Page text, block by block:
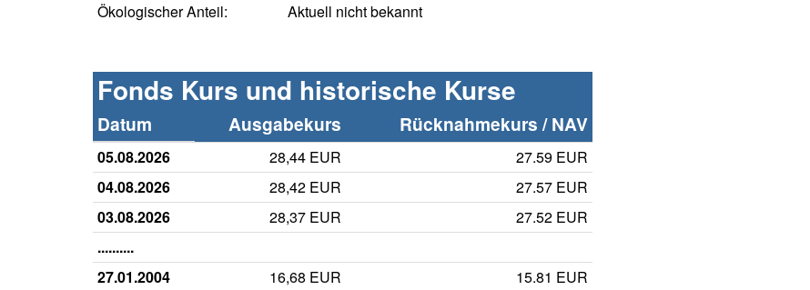
Ökologischer Anteil:
Aktuell nicht bekannt
Fonds Kurs und historische Kurse
Datum Ausgabekurs Rücknahmekurs / NAV
05.08.2026 28,44 EUR
27.59 EUR
04.08.2026
28,42 EUR
27.57 EUR
03.08.2026
28,37 EUR
27.52 EUR
..........
27.01.2004
16,68 EUR
15.81 EUR